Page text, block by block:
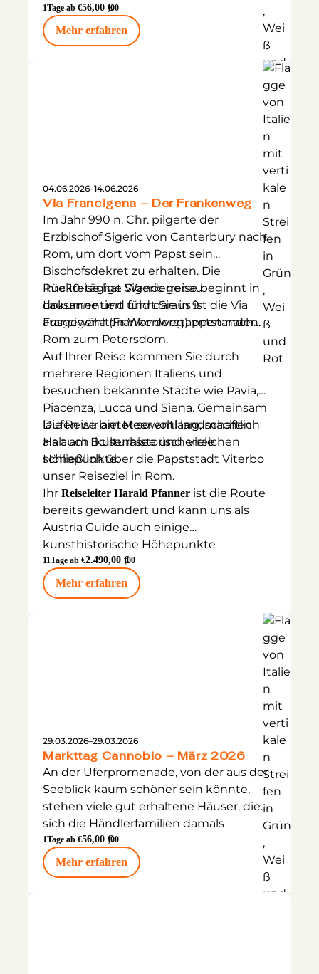
zugelegt haben, als das Geld nach
Cannobio kam.
1Tage ab €56,00 €,00
Mehr erfahren
04.06.2026–14.06.2026
Via Francigena – Der Frankenweg
Im Jahr 990 n. Chr. pilgerte der
Erzbischof Sigeric von Canterbury nach
Rom, um dort vom Papst sein
Bischofsdekret zu erhalten. Die
Rückreise hat Sigeric genau
dokumentiert und daraus ist die Via
Francigena (Frankenweg) entstanden.
Ihre 10-tägige Wanderreise beginnt in
Lausanne und führt Sie in 9
ausgewählten Wanderetappen nach
Rom zum Petersdom.
Auf Ihrer Reise kommen Sie durch
mehrere Regionen Italiens und
besuchen bekannte Städte wie Pavia,
Piacenza, Lucca und Siena. Gemeinsam
laufen wir am Meer entlang, machen
Halt am Bolsenasee und erreichen
schließlich über die Papststadt Viterbo
unser Reiseziel in Rom.
Die Reise bietet sowohl landschaftlich
als auch kulturhistorisch viele
Höhepunkte.
Ihr Reiseleiter Harald Pfanner ist die Route
bereits gewandert und kann uns als
Austria Guide auch einige
kunsthistorische Höhepunkte
vermitteln.
11Tage ab €2.490,00 €,00
Mehr erfahren
29.03.2026–29.03.2026
Markttag Cannobio – März 2026
An der Uferpromenade, von der aus der
Seeblick kaum schöner sein könnte,
stehen viele gut erhaltene Häuser, die
sich die Händlerfamilien damals
zugelegt haben, als das Geld nach
Cannobio kam.
1Tage ab €56,00 €,00
Mehr erfahren